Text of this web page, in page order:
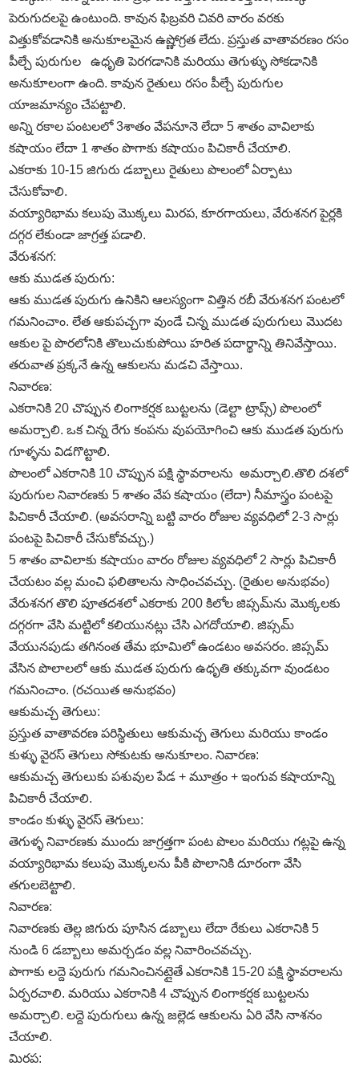
పెరుగుదలపై ఉంటుంది. కావున ఫిబ్రవరి చివరి వారం వరకు
విత్తుకోవడానికి అనుకూలమైన ఉష్ణోగ్రత లేదు. ప్రస్తుత వాతావరణం రసం
పీల్చే పురుగుల ఉధృతి పెరగడానికి మరియు తెగుళ్ళు సోకడానికి
అనుకూలంగా ఉంది. కావున రైతులు రసం పీల్చే పురుగుల
యాజమాన్యం చేపట్టాలి.
అన్ని రకాల పంటలలో 3శాతం వేపనూనె లేదా 5 శాతం వావిలాకు
కషాయం లేదా 1 శాతం పొగాకు కషాయం పిచికారీ చేయాలి.
ఎకరాకు 10-15 జిగురు డబ్బాలు రైతులు పొలంలో ఏర్పాటు
చేసుకోవాలి.
వయ్యారిభామ కలుపు మొక్కలు మిరప, కూరగాయలు, వేరుశనగ పైర్లకి
దగ్గర లేకుండా జాగ్రత్త పడాలి.
వేరుశనగ:
ఆకు ముడత పురుగు:
ఆకు ముడత పురుగు ఉనికిని ఆలస్యంగా విత్తిన రబీ వేరుశనగ పంటలో
గమనించాం. లేత ఆకుపచ్చగా వుండే చిన్న ముడత పురుగులు మొదట
ఆకుల పై పొరలోనికి తొలుచుకుపోయి హరిత పదార్థాన్ని తినివేస్తాయి.
తరువాత ప్రక్కనే ఉన్న ఆకులను మడచి వేస్తాయి.
నివారణ:
ఎకరానికి 20 చొప్పున లింగాకర్షక బుట్టలను (డెల్టా ట్రాప్స్) పొలంలో
అమర్చాలి. ఒక చిన్న రేగు కంపను వుపయోగించి ఆకు ముడత పురుగు
గూళ్ళను విడగొట్టాలి.
పొలంలో ఎకరానికి 10 చొప్పున పక్షి స్థావరాలను అమర్చాలి.తొలి దశలో
పురుగుల నివారణకు 5 శాతం వేప కషాయం (లేదా) నీమాస్త్రం పంటపై
పిచికారీ చేయాలి. (అవసరాన్ని బట్టి వారం రోజుల వ్యవధిలో 2-3 సార్లు
పంటపై పిచికారీ చేసుకోవచ్చు.)
5 శాతం వావిలాకు కషాయం వారం రోజుల వ్యవధిలో 2 సార్లు పిచికారీ
చేయటం వల్ల మంచి ఫలితాలను సాధించవచ్చు. (రైతుల అనుభవం)
వేరుశనగ తొలి పూతదశలో ఎకరాకు 200 కిలోల జిప్సమ్ను మొక్కలకు
దగ్గరగా వేసి మట్టిలో కలియునట్లు చేసి ఎగదోయాలి. జిప్సమ్
వేయునపుడు తగినంత తేమ భూమిలో ఉండటం అవసరం. జిప్సమ్
వేసిన పొలాలలో ఆకు ముడత పురుగు ఉధృతి తక్కువగా వుండటం
గమనించాం. (రచయిత అనుభవం)
ఆకుమచ్చ తెగులు:
ప్రస్తుత వాతావరణ పరిస్థితులు ఆకుమచ్చ తెగులు మరియు కాండం
కుళ్ళు వైరస్ తెగులు సోకుటకు అనుకూలం. నివారణ:
ఆకుమచ్చ తెగులుకు పశువుల పేడ + మూత్రం + ఇంగువ కషాయాన్ని
పిచికారీ చేయాలి.
కాండం కుళ్ళు వైరస్ తెగులు:
తెగుళ్ళ నివారణకు ముందు జాగ్రత్తగా పంట పొలం మరియు గట్లపై ఉన్న
వయ్యారిభామ కలుపు మొక్కలను పీకి పొలానికి దూరంగా వేసి
తగులబెట్టాలి.
నివారణ:
నివారణకు తెల్ల జిగురు పూసిన డబ్బాలు లేదా రేకులు ఎకరానికి 5
నుండి 6 డబ్బాలు అమర్చడం వల్ల నివారించవచ్చు.
పొగాకు లద్దె పురుగు గమనించినట్లైతే ఎకరానికి 15-20 పక్షి స్థావరాలను
ఏర్పరచాలి. మరియు ఎకరానికి 4 చొప్పున లింగాకర్షక బుట్టలను
అమర్చాలి. లద్దె పురుగులు ఉన్న జల్లెడ ఆకులను ఏరి వేసి నాశనం
చేయాలి.
మిరప: